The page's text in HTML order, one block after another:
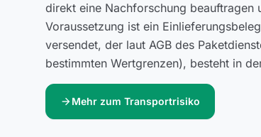
direkt eine Nachforschung beauftragen
Voraussetzung ist ein
versendet, der laut AGB des
bestimmten Wertgrenzen), besteht in
arrow_forward Mehr zum Transportrisiko